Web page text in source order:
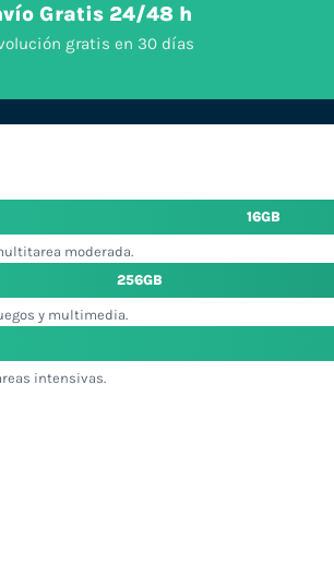
Gratis 24/48 h
gratis en 30 días
16GB
moderada.
256GB
y multimedia.
intensivas.